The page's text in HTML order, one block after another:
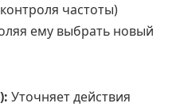
частоты)
ему выбрать новый
Уточняет действия